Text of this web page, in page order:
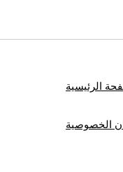
الرئيسية
الخصوصية